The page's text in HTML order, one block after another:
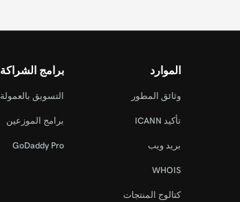
الموارد
وثائق المطور
تأكيد ICANN
بريد ويب
WHOIS
كتالوج المنتجات
برامج الشراكة
التسويق بالعمولة
برامج الموزعين
GoDaddy Pro